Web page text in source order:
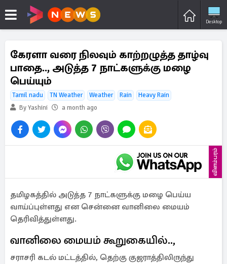
Desktop
கேரளா வரை நிலவும் காற்றழுத்த தாழ்வு
பாதை.., அடுத்த 7 நாட்களுக்கு மழை
பெய்யும்
Tamil nadu TN Weather Weather Rain
Heavy Rain
By Yashini
a month ago
விளம்பரம்
தமிழகத்தில் அடுத்த 7 நாட்களுக்கு மழை பெய்ய
வாய்ப்புள்ளது என சென்னை வானிலை மையம்
தெரிவித்துள்ளது.
வானிலை மையம் கூறுகையில்..,
சராசரி கடல் மட்டத்தில், தெற்கு குஜராத்திலிருந்து